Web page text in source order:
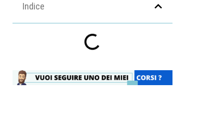
Indice